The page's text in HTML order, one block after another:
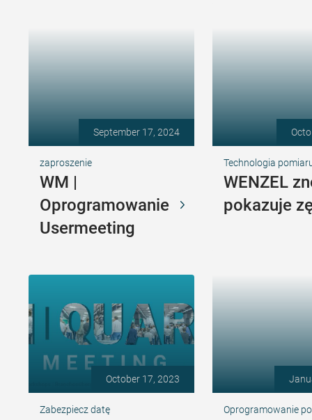
September 17, 2024
zaproszenie
WM |
Oprogramowanie
Usermeeting
Technologia
WENZEL
pokazuje
October 17, 2023
Zabezpiecz datę Oprogramowanie